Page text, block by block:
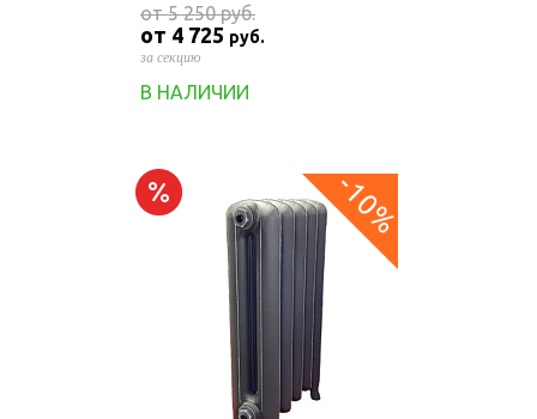
от 5 250руб.
от 4 725 руб.
за секцию
В НАЛИЧИИ
-10%